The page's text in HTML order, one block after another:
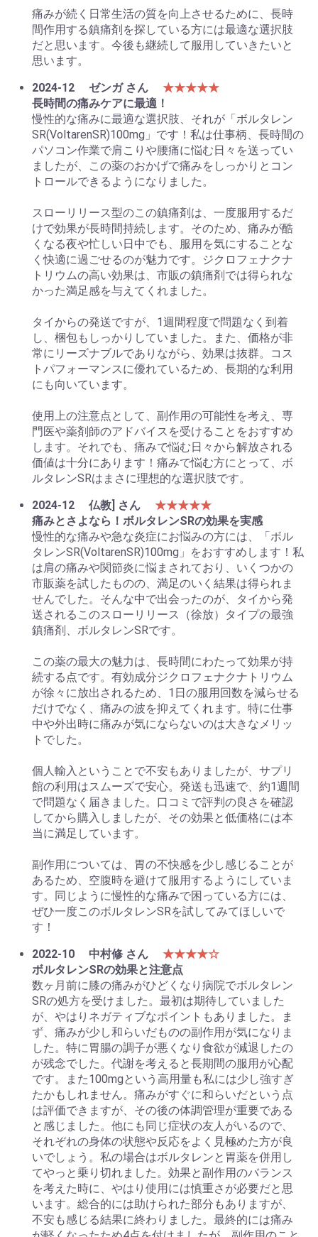
痛みが続く日常生活の質を向上させるために、長時
間作用する鎮痛剤を探している方には最適な選択肢
だと思います。今後も継続して服用していきたいと
思います。
2024-12
ゼンガ さん
★★★★★
長時間の痛みケアに最適！
慢性的な痛みに最適な選択肢、それが「ボルタレン
SR(VoltarenSR)100mg」です！私は仕事柄、長時間の
パソコン作業で肩こりや腰痛に悩む日々を送ってい
ましたが、この薬のおかげで痛みをしっかりとコン
トロールできるようになりました。
スローリリース型のこの鎮痛剤は、一度服用するだ
けで効果が長時間持続します。そのため、痛みが酷
くなる夜や忙しい日中でも、服用を気にすることな
く快適に過ごせるのが魅力です。ジクロフェナクナ
トリウムの高い効果は、市販の鎮痛剤では得られな
かった満足感を与えてくれました。
タイからの発送ですが、1週間程度で問題なく到着
し、梱包もしっかりしていました。また、価格が非
常にリーズナブルでありながら、効果は抜群。コス
トパフォーマンスに優れているため、長期的な利用
にも向いています。
使用上の注意点として、副作用の可能性を考え、専
門医や薬剤師のアドバイスを受けることをおすすめ
します。それでも、痛みで悩む日々から解放される
価値は十分にあります！痛みで悩む方にとって、ボ
ルタレンSRはまさに理想的な選択肢です。
2024-12
仏教] さん
★★★★★
痛みとさよなら！ボルタレンSRの効果を実感
慢性的な痛みや急な炎症にお悩みの方には、「ボル
タレンSR(VoltarenSR)100mg」をおすすめします！私
は肩の痛みや関節炎に悩まされており、いくつかの
市販薬を試したものの、満足のいく結果は得られま
せんでした。そんな中で出会ったのが、タイから発
送されるこのスローリリース（徐放）タイプの最強
鎮痛剤、ボルタレンSRです。
この薬の最大の魅力は、長時間にわたって効果が持
続する点です。有効成分ジクロフェナクナトリウム
が徐々に放出されるため、1日の服用回数を減らせる
だけでなく、痛みの波を抑えてくれます。特に仕事
中や外出時に痛みが気にならないのは大きなメリッ
トでした。
個人輸入ということで不安もありましたが、サプリ
館の利用はスムーズで安心。発送も迅速で、約1週間
で問題なく届きました。口コミで評判の良さを確認
してから購入しましたが、その効果と低価格には本
当に満足しています。
副作用については、胃の不快感を少し感じることが
あるため、空腹時を避けて服用するようにしていま
す。同じように慢性的な痛みで困っている方には、
ぜひ一度このボルタレンSRを試してみてほしいで
す！
2022-10
中村修 さん
★★★★☆
ボルタレンSRの効果と注意点
数ヶ月前に膝の痛みがひどくなり病院でボルタレン
SRの処方を受けました。最初は期待していました
が、やはりネガティブなポイントもありました。ま
ず、痛みが少し和らいだものの副作用が気になりま
した。特に胃腸の調子が悪くなり食欲が減退したの
が残念でした。代謝を考えると長期間の服用が心配
です。また100mgという高用量も私には少し強すぎ
たかもしれません。痛みがすぐに和らいだという点
は評価できますが、その後の体調管理が重要である
と感じました。他にも同じ症状の友人がいるので、
それぞれの身体の状態や反応をよく見極めた方が良
いでしょう。私の場合はボルタレンと胃薬を併用し
てやっと乗り切れました。効果と副作用のバランス
を考えた時に、やはり使用には慎重さが必要だと思
います。総合的には助けられた部分もありますが、
不安も感じる結果に終わりました。最終的には痛み